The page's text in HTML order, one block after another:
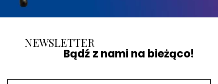
NEWSLETTER
Bądź z nami na bieżąco!